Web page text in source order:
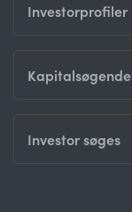
Investorprofiler
Kapitalsøgende
Investor søges